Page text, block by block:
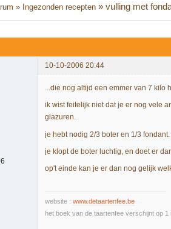
» Ingezonden recepten »vulling met
10-10-2006 20:44
...die nog altijd een emmer van 7 kilo
ik wist feitelijk niet dat je er nog vele
glazuren.
je hebt nodig 2/3 boter en 1/3 fondant.
je klopt de boter luchtig, en doet er
op't einde kan je er dan nog gelijk
website : www.detaartenfee.be
het boek van de taartenfee verschijnt op 1